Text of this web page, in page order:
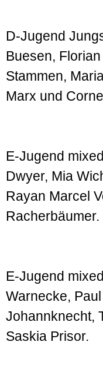
D-Jugend
Buesen,
Stammen,
Marx und
E-Jugend
Dwyer, Mia
Rayan Marcel
Racherbäumer.
E-Jugend
Warnecke,
Johannknecht,
Saskia Prisor.